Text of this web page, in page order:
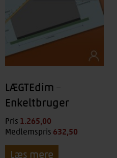
LÆGTEdim –
Enkeltbruger
Pris 1.265,00
Medlemspris 632,50
Læs mere